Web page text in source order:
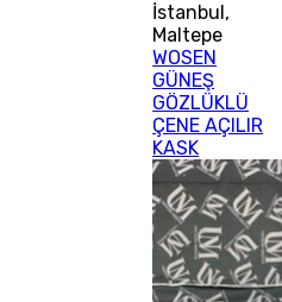
İstanbul ,
Maltepe
WOSEN
GÜNEŞ
GÖZLÜKLÜ
ÇENE AÇILIR
KASK